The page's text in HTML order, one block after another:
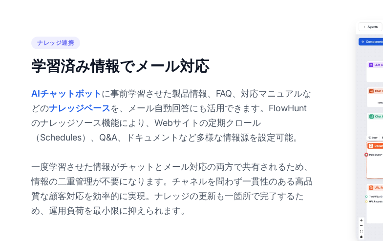
ナレッジ連携
学習済み情報でメール対応
AIチャットボットに事前学習させた製品情報、FAQ、対応マニュアルな
どのナレッジベースを、メール自動回答にも活用できます。FlowHunt
のナレッジソース機能により、Webサイトの定期クロール
（Schedules）、Q&A、ドキュメントなど多様な情報源を設定可能。
一度学習させた情報がチャットとメール対応の両方で共有されるため、
情報の二重管理が不要になります。チャネルを問わず一貫性のある高品
質な顧客対応を効率的に実現。ナレッジの更新も一箇所で完了するた
め、運用負荷を最小限に抑えられます。